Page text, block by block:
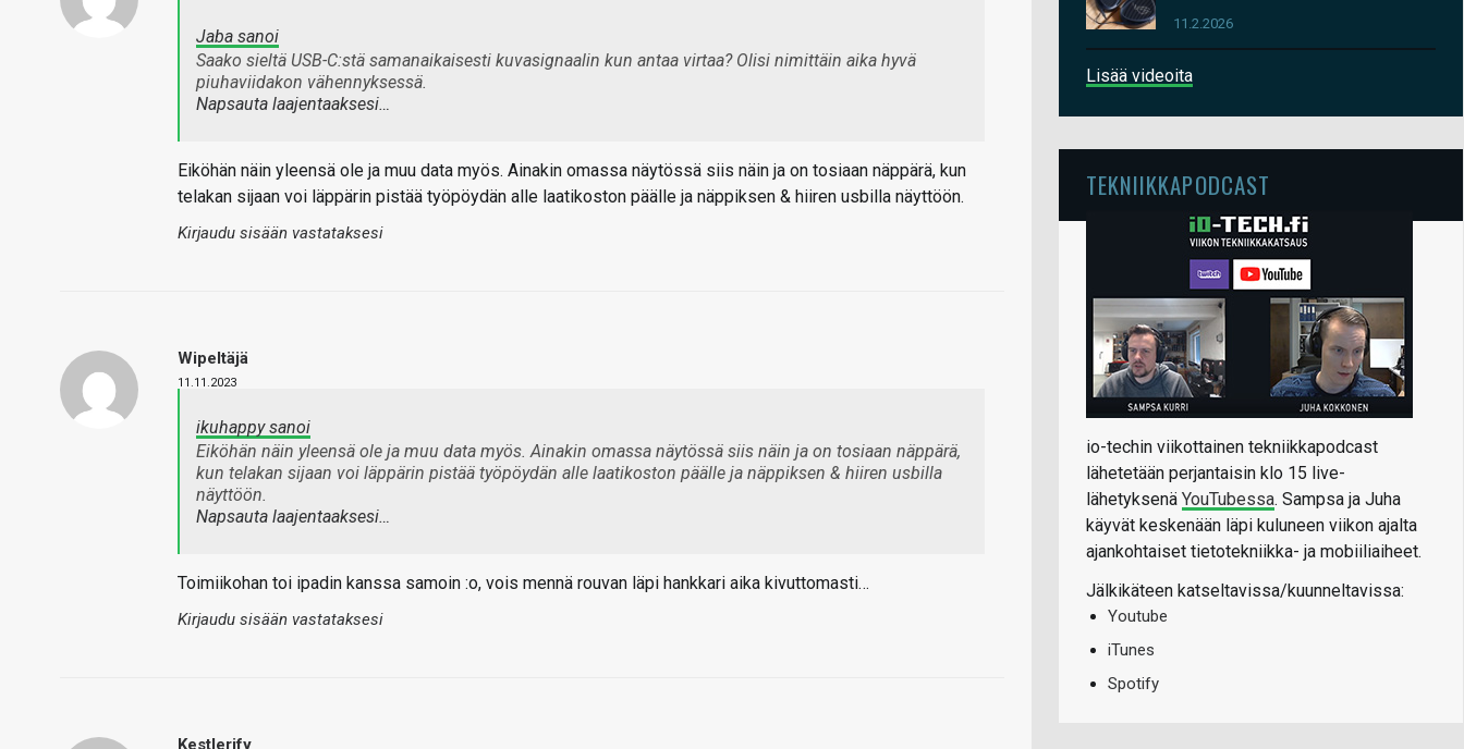
Jaba sanoi
Saako sieltä USB-C:stä samanaikaisesti kuvasignaalin kun antaa virtaa? Olisi nimittäin aika hyvä
piuhaviidakon vähennyksessä.
Napsauta laajentaaksesi…
Eiköhän näin yleensä ole ja muu data myös. Ainakin omassa näytössä siis näin ja on tosiaan näppärä, kun
telakan sijaan voi läppärin pistää työpöydän alle laatikoston päälle ja näppiksen & hiiren usbilla näyttöön.
Kirjaudu sisään vastataksesi
Wipeltäjä
11.11.2023
ikuhappy sanoi
Eiköhän näin yleensä ole ja muu data myös. Ainakin omassa näytössä siis näin ja on tosiaan näppärä,
kun telakan sijaan voi läppärin pistää työpöydän alle laatikoston päälle ja näppiksen & hiiren usbilla
näyttöön.
Napsauta laajentaaksesi…
Toimiikohan toi ipadin kanssa samoin :o, vois mennä rouvan läpi hankkari aika kivuttomasti…
Kirjaudu sisään vastataksesi
Kestlerify
11.2.2026
Lisää videoita
TEKNIIKKAPODCAST
io-techin viikottainen tekniikkapodcast
lähetetään perjantaisin klo 15 live-
lähetyksenä YouTubessa. Sampsa ja Juha
käyvät keskenään läpi kuluneen viikon ajalta
ajankohtaiset tietotekniikka- ja mobiiliaiheet.
Jälkikäteen katseltavissa/kuunneltavissa:
Youtube
iTunes
Spotify